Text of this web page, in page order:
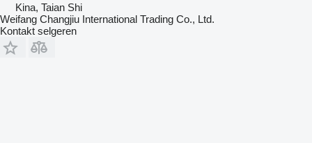
Kina, Taian Shi
Weifang Changjiu International Trading Co., Ltd.
Kontakt selgeren